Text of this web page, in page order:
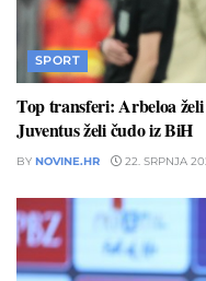
SPORT
Top transferi: Arbeloa
Juventus želi čudo iz BiH
BY NOVINE.HR 22. SRPNJA